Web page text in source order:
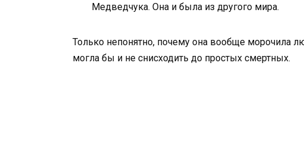
Медведчука. Она и была из другого мира.
Только непонятно, почему она вообще морочила
могла бы и не снисходить до простых смертных.